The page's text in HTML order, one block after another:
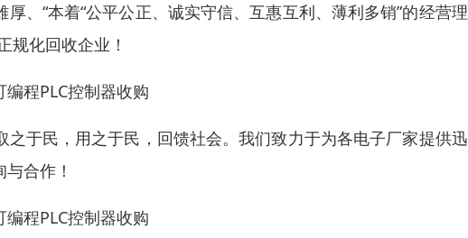
、“本着“公平公正、诚实守信、互惠互利、薄利多销”的经营
规化回收企业！
程PLC控制器收购
于民，用之于民，回馈社会。我们致力于为各电子厂家提供
合作！
程PLC控制器收购